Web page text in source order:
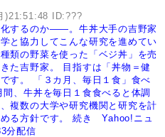
)21:51:48 ID:???
するのか――。牛丼大手の吉野家
と協力してこんな研究を進めてい
類の野菜を使った「ベジ丼」を売
た吉野家。
目指すは「丼物＝健
す。
「３カ月、毎日１食」食べ
、牛丼を毎日１食食べると体調
複数の大学や研究機関と研究を計
る方針です。
続き Yahoo!ニュ
分配信